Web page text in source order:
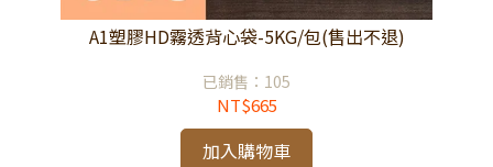
A1塑膠HD霧透背心袋-5KG/包(售出不退)
已銷售：105
NT$665
加入購物車